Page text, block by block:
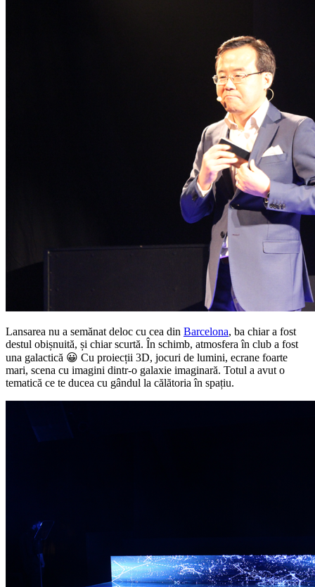
Lansarea nu a semănat deloc cu cea din Barcelona, ba chiar a fost
destul obișnuită, și chiar scurtă. În schimb, atmosfera în club a fost
una galactică 😀 Cu proiecții 3D, jocuri de lumini, ecrane foarte
mari, scena cu imagini dintr-o galaxie imaginară. Totul a avut o
tematică ce te ducea cu gândul la călătoria în spațiu.